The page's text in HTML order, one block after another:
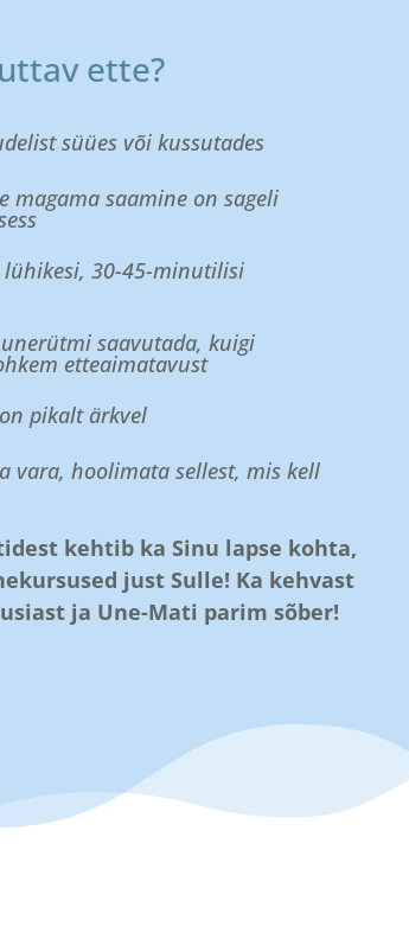
ette?
süües või kussutades
magama saamine on sageli
lühikesi, 30-45-minutilisi
saavutada, kuigi
etteaimatavust
pikalt ärkvel
vara, hoolimata sellest, mis kell
kehtib ka Sinu lapse kohta,
just Sulle! Ka kehvast
ja Une-Mati parim sõber!